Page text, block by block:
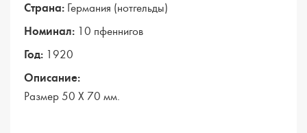
Страна: Германия (нотгельды)
Номинал: 10 пфеннигов
Год: 1920
Описание:
Размер 50 Х 70 мм.